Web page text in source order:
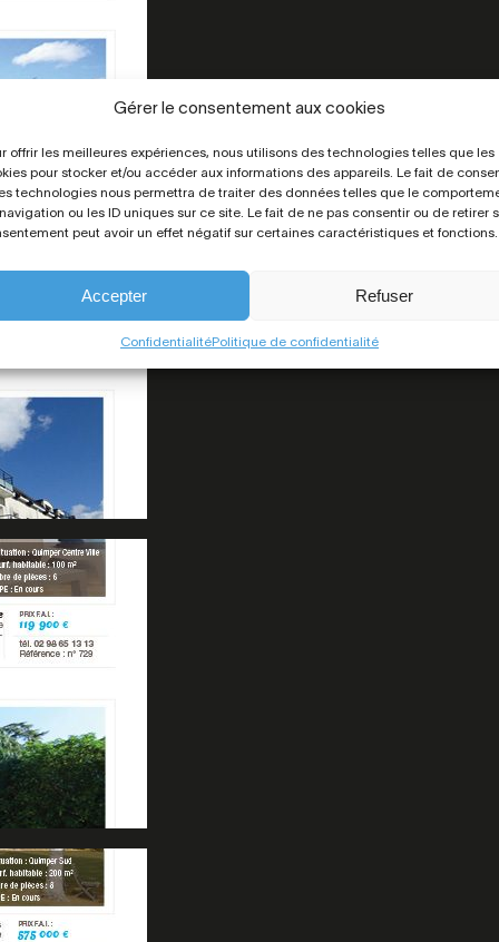
Gérer le consentement aux cookies
offrir les meilleures expériences, nous utilisons des technologies telles que les
pour stocker et/ou accéder aux informations des appareils. Le fait de
technologies nous permettra de traiter des données telles que le
ou les ID uniques sur ce site. Le fait de ne pas consentir ou de retirer
peut avoir un effet négatif sur certaines caractéristiques et fonctions.
Accepter Refuser
ConfidentialitéPolitique de confidentialité